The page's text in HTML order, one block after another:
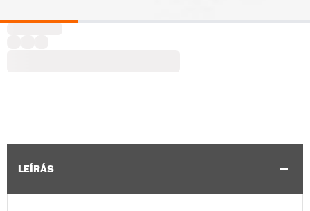
LEÍRÁS